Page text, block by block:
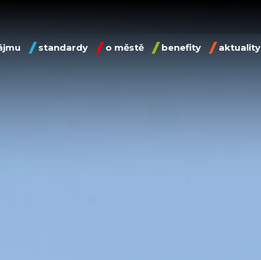
standardy o městě benefity aktuality